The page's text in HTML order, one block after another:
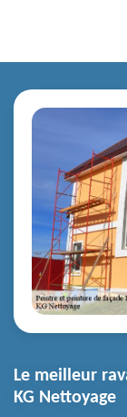
Le meilleur
KG Nettoyage